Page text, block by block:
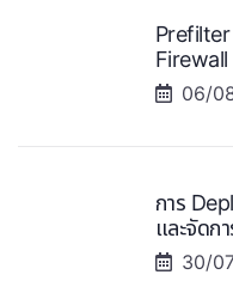
Firewall
06/
การ
และจัดก
30/